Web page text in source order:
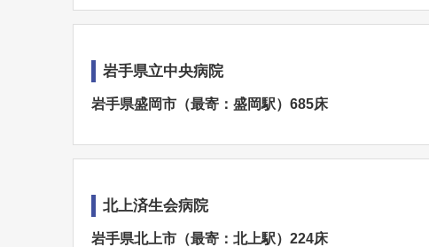
岩手県立中央病院
岩手県盛岡市（最寄：盛岡駅）685床
北上済生会病院
岩手県北上市（最寄：北上駅）224床